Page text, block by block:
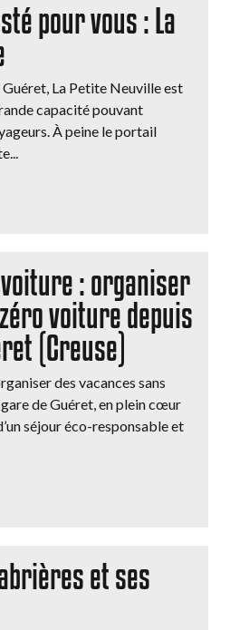
pour vous : La
La Petite Neuville est
capacité pouvant
À peine le portail
: organiser
voiture depuis
(Creuse)
des vacances sans
de Guéret, en plein cœur
séjour éco-responsable et
et ses